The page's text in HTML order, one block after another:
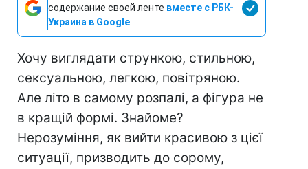
содержание своей ленте вместе с РБК-
Украина в Google
Хочу виглядати стрункою, стильною,
сексуальною, легкою, повітряною.
Але літо в самому розпалі, а фігура не
в кращій формі. Знайоме?
Нерозуміння, як вийти красивою з цієї
ситуації, призводить до сорому,